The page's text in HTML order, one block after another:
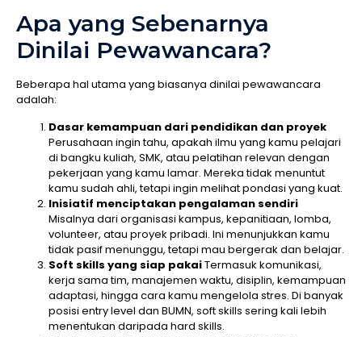
Apa yang Sebenarnya
Dinilai Pewawancara?
Beberapa hal utama yang biasanya dinilai pewawancara
adalah:
Dasar kemampuan dari pendidikan dan proyek
Perusahaan ingin tahu, apakah ilmu yang kamu pelajari
di bangku kuliah, SMK, atau pelatihan relevan dengan
pekerjaan yang kamu lamar. Mereka tidak menuntut
kamu sudah ahli, tetapi ingin melihat pondasi yang kuat.
Inisiatif menciptakan pengalaman sendiri
Misalnya dari organisasi kampus, kepanitiaan, lomba,
volunteer, atau proyek pribadi. Ini menunjukkan kamu
tidak pasif menunggu, tetapi mau bergerak dan belajar.
Soft skills yang siap pakaiTermasuk komunikasi,
kerja sama tim, manajemen waktu, disiplin, kemampuan
adaptasi, hingga cara kamu mengelola stres. Di banyak
posisi entry level dan BUMN, soft skills sering kali lebih
menentukan daripada hard skills.